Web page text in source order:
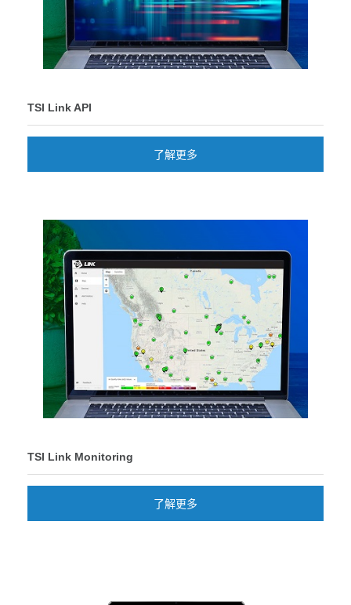
TSI Link API
了解更多
TSI Link Monitoring
了解更多